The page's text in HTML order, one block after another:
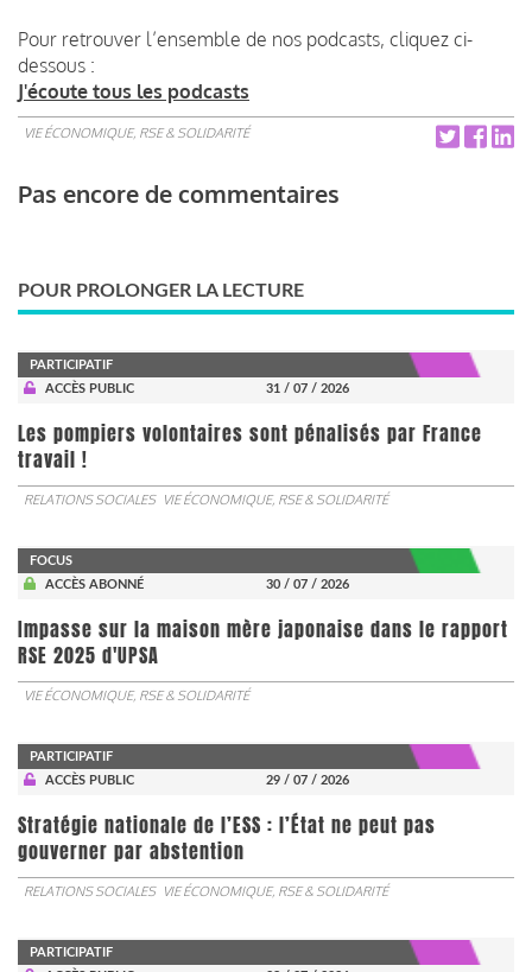
Pour retrouver l’ensemble de nos podcasts, cliquez ci-
dessous :
J'écoute tous les podcasts
VIE ÉCONOMIQUE, RSE & SOLIDARITÉ
Pas encore de commentaires
POUR PROLONGER LA LECTURE
PARTICIPATIF
ACCÈS PUBLIC
31 / 07 / 2026
Les pompiers volontaires sont pénalisés par France
travail !
RELATIONS SOCIALES VIE ÉCONOMIQUE, RSE & SOLIDARITÉ
FOCUS
ACCÈS ABONNÉ
30 / 07 / 2026
Impasse sur la maison mère japonaise dans le rapport
RSE 2025 d'UPSA
VIE ÉCONOMIQUE, RSE & SOLIDARITÉ
PARTICIPATIF
ACCÈS PUBLIC
29 / 07 / 2026
Stratégie nationale de l’ESS : l’État ne peut pas
gouverner par abstention
RELATIONS SOCIALES VIE ÉCONOMIQUE, RSE & SOLIDARITÉ
PARTICIPATIF